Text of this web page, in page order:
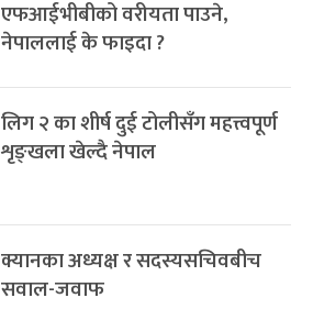
एफआईभीबीको वरीयता पाउने,
नेपाललाई के फाइदा ?
लिग २ का शीर्ष दुई टोलीसँग महत्त्वपूर्ण
शृङ्खला खेल्दै नेपाल
क्यानका अध्यक्ष र सदस्यसचिवबीच
सवाल-जवाफ